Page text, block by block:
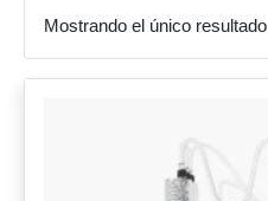
Mostrando el único resultado